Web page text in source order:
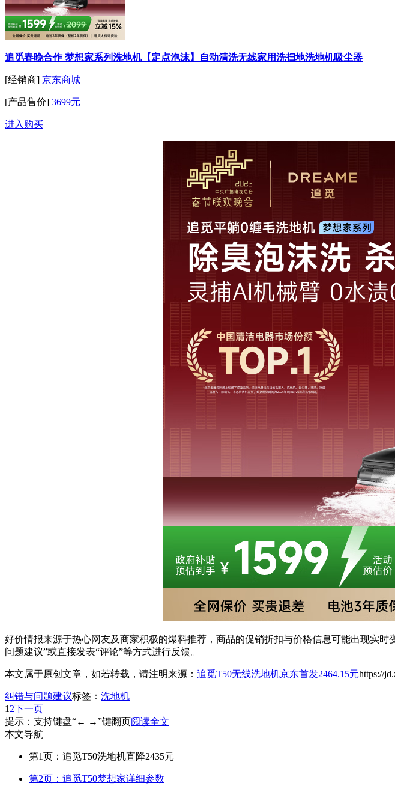
追觅春晚合作 梦想家系列洗地机【定点泡沫】自动清洗无线家用洗扫地洗地机吸尘器
[经销商] 京东商城
[产品售价] 3699元
进入购买
好价情报来源于热心网友及商家积极的爆料推荐，商品的促销折扣与价格信息可能出现实
问题建议”或直接发表“评论”等方式进行反馈。
本文属于原创文章，如若转载，请注明来源： 追觅T50无线洗地机京东首发2464.15元https://
纠错与问题建议标签： 洗地机
1 2下一页
提示：支持键盘“← →”键翻页阅读全文
本文导航
第1页：追觅T50洗地机直降2435元
第2页：追觅T50梦想家详细参数